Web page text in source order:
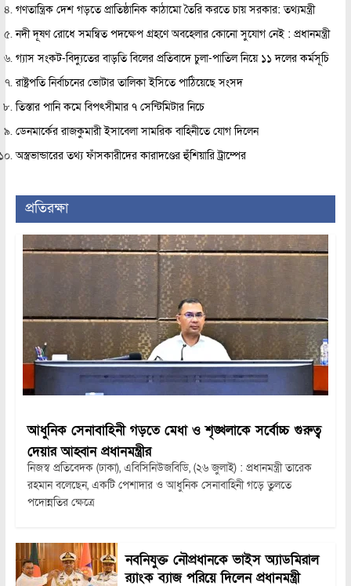
গণতান্ত্রিক দেশ গড়তে প্রাতিষ্ঠানিক কাঠামো তৈরি করতে চায় সরকার: তথ্যমন্ত্রী
নদী দূষণ রোধে সমন্বিত পদক্ষেপ গ্রহণে অবহেলার কোনো সুযোগ নেই : প্রধানমন্ত্রী
গ্যাস সংকট-বিদ্যুতের বাড়তি বিলের প্রতিবাদে চুলা-পাতিল নিয়ে ১১ দলের কর্মসূচি
রাষ্ট্রপতি নির্বাচনের ভোটার তালিকা ইসিতে পাঠিয়েছে সংসদ
তিস্তার পানি কমে বিপৎসীমার ৭ সেন্টিমিটার নিচে
ডেনমার্কের রাজকুমারী ইসাবেলা সামরিক বাহিনীতে যোগ দিলেন
অস্ত্রভান্ডারের তথ্য ফাঁসকারীদের কারাদণ্ডের হুঁশিয়ারি ট্রাম্পের
প্রতিরক্ষা
আধুনিক সেনাবাহিনী গড়তে মেধা ও শৃঙ্খলাকে সর্বোচ্চ গুরুত্ব
দেয়ার আহ্বান প্রধানমন্ত্রীর
নিজস্ব প্রতিবেদক (ঢাকা), এবিসিনিউজবিডি, (২৬ জুলাই) : প্রধানমন্ত্রী তারেক
রহমান বলেছেন, একটি পেশাদার ও আধুনিক সেনাবাহিনী গড়ে তুলতে
পদোন্নতির ক্ষেত্রে
নবনিযুক্ত নৌপ্রধানকে ভাইস অ্যাডমিরাল
র‍্যাংক ব্যাজ পরিয়ে দিলেন প্রধানমন্ত্রী